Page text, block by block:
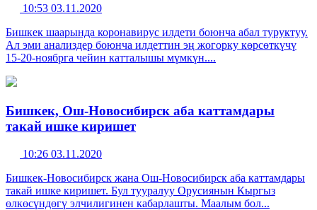
10:53 03.11.2020
Бишкек шаарында коронавирус илдети боюнча абал туруктуу.
Ал эми анализдер боюнча илдеттин эң жогорку көрсөткүчү
15-20-ноябрга чейин катталышы мүмкүн....
Бишкек, Ош-Новосибирск аба каттамдары
такай ишке киришет
10:26 03.11.2020
Бишкек-Новосибирск жана Ош-Новосибирск аба каттамдары
такай ишке киришет. Бул тууралуу Орусиянын Кыргыз
өлкөсүндөгү элчилигинен кабарлашты. Маалым бол...